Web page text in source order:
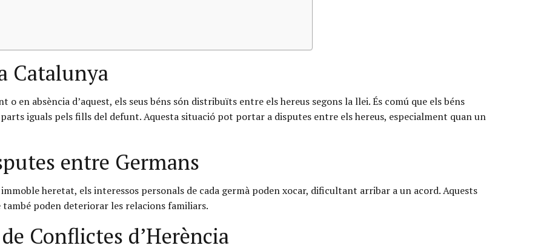
Catalunya
en absència d’aquest, els seus béns són distribuïts entre els hereus segons la llei. És comú que els béns
iguals pels fills del defunt. Aquesta situació pot portar a disputes entre els hereus, especialment quan un
entre Germans
heretat, els interessos personals de cada germà poden xocar, dificultant arribar a un acord. Aquests
poden deteriorar les relacions familiars.
Conflictes d’Herència